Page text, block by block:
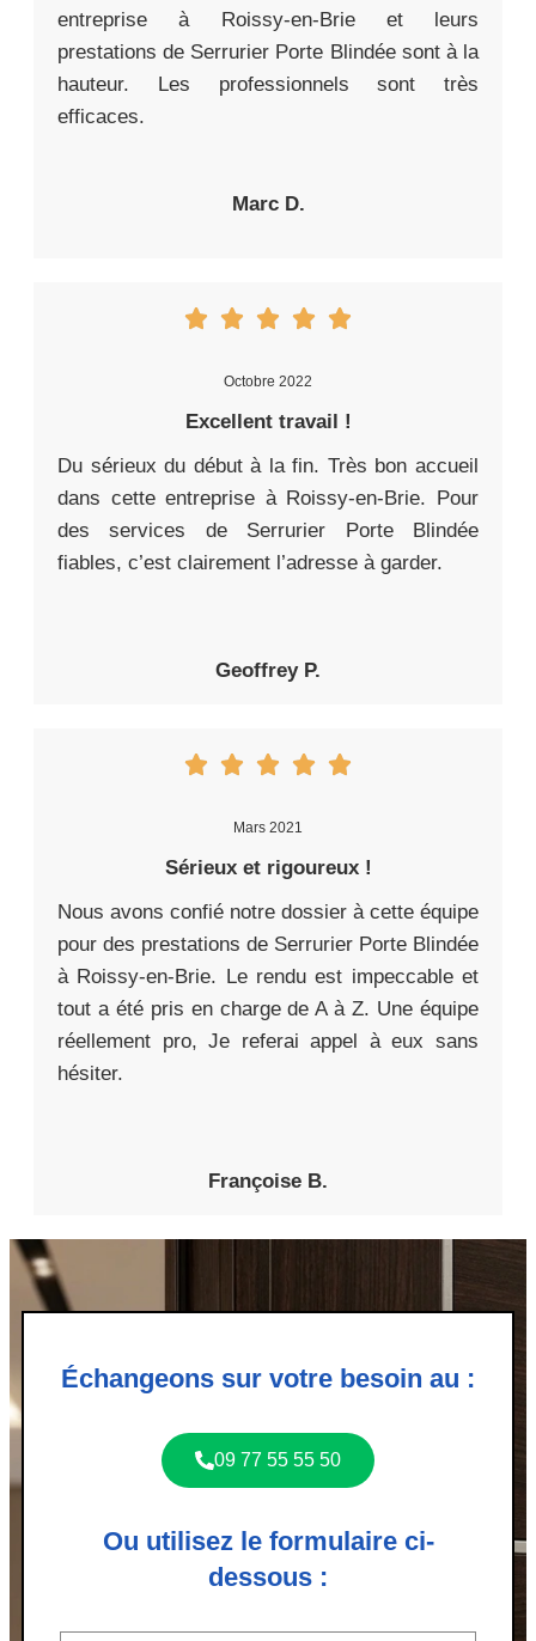
entreprise à Roissy-en-Brie et leurs
prestations de Serrurier Porte Blindée sont à la
hauteur. Les professionnels sont très
efficaces.
Marc D.
Octobre 2022
Excellent travail !
Du sérieux du début à la fin. Très bon accueil
dans cette entreprise à Roissy-en-Brie. Pour
des services de Serrurier Porte Blindée
fiables, c’est clairement l’adresse à garder.
Geoffrey P.
Mars 2021
Sérieux et rigoureux !
Nous avons confié notre dossier à cette équipe
pour des prestations de Serrurier Porte Blindée
à Roissy-en-Brie. Le rendu est impeccable et
tout a été pris en charge de A à Z. Une équipe
réellement pro, Je referai appel à eux sans
hésiter.
Françoise B.
Échangeons sur votre besoin au :
09 77 55 55 50
Ou utilisez le formulaire ci-
dessous :